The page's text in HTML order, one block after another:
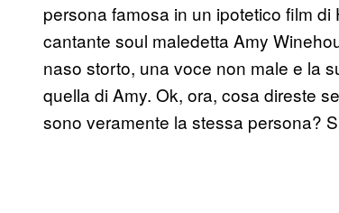
persona famosa in un ipotetico film
cantante soul maledetta Amy
naso storto, una voce non male e la
quella di Amy. Ok, ora, cosa direste
sono veramente la stessa persona?